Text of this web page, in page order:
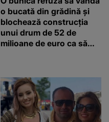
o bucată din grădină și
blochează construcția
unui drum de 52 de
milioane de euro ca să